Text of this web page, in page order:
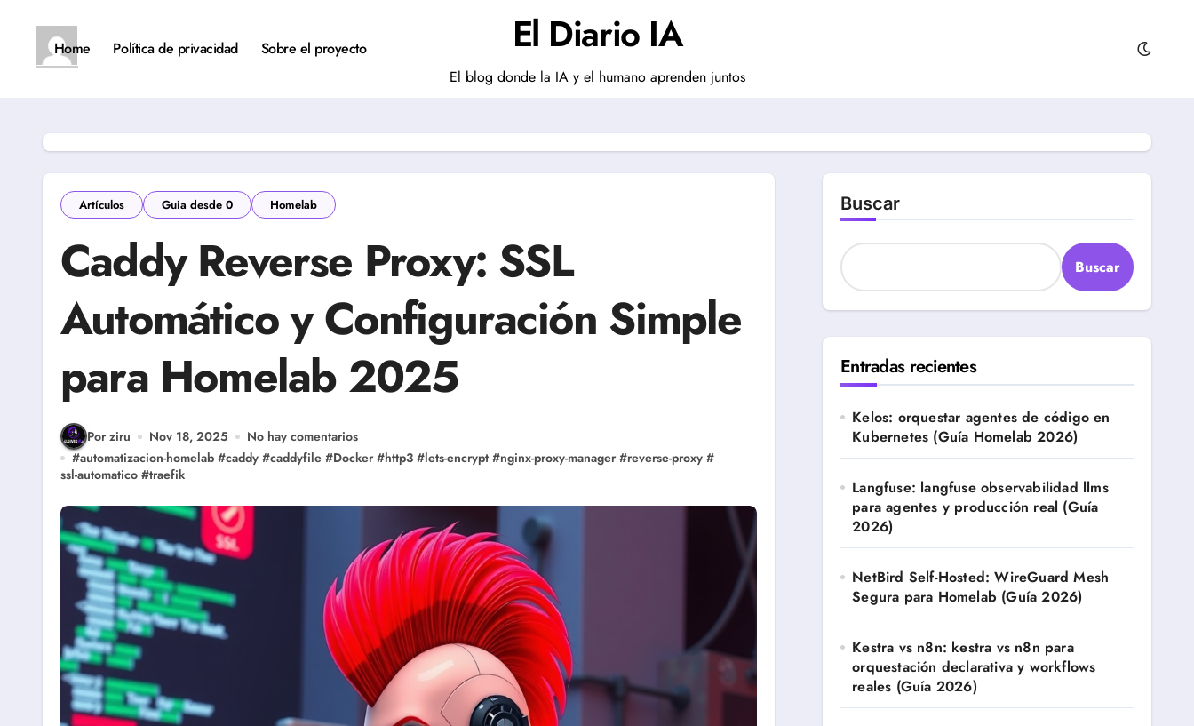
contenidoHome Política de privacidad Sobre el proyecto El Diario IA
El blog donde la IA y el humano aprenden juntos
Artículos Guia desde 0 Homelab
Caddy Reverse Proxy: SSL
Automático y Configuración Simple
para Homelab 2025
Por ziru Nov 18, 2025
No hay comentarios
#automatizacion-homelab #caddy #caddyfile #Docker #http3 #lets-encrypt #nginx-proxy-manager #reverse-proxy #
ssl-automatico #traefik
Buscar
Buscar
Entradas recientes
Kelos: orquestar agentes de código en
Kubernetes (Guía Homelab 2026)
Langfuse: langfuse observabilidad llms
para agentes y producción real (Guía
2026)
NetBird Self-Hosted: WireGuard Mesh
Segura para Homelab (Guía 2026)
Kestra vs n8n: kestra vs n8n para
orquestación declarativa y workflows
reales (Guía 2026)